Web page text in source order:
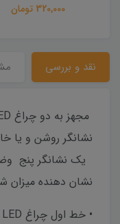
320,000 تومان
نقد و بررسی
نشانگر روشن و یا
یک نشانگر پنج
نشان دهنده میزان
• خط اول چراغ LED نشان 0% الی 30 % شارژ باتری